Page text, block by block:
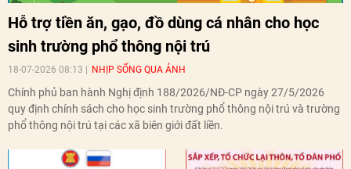
Hỗ trợ tiền ăn, gạo, đồ dùng cá nhân cho học
sinh trường phổ thông nội trú
18-07-2026 08:13 NHỊP SỐNG QUA ẢNH
Chính phủ ban hành Nghị định 188/2026/NĐ-CP ngày 27/5/2026
quy định chính sách cho học sinh trường phổ thông nội trú và trường
phổ thông nội trú tại các xã biên giới đất liền.